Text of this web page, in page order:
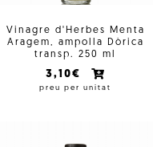
Vinagre d'Herbes Menta
Aragem, ampolla Dòrica
transp. 250 ml
3,10€
preu per unitat